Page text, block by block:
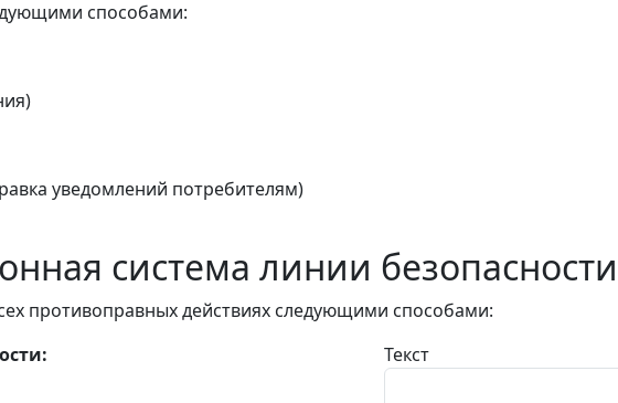
способами:
уведомлений потребителям)
система линии безопасности
противоправных действиях следующими способами:
Текст